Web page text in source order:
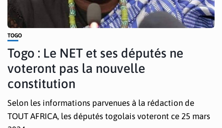
TOGO
Togo : Le NET et ses députés ne
voteront pas la nouvelle
constitution
Selon les informations parvenues à la rédaction de
TOUT AFRICA, les députés togolais voteront ce 25 mars